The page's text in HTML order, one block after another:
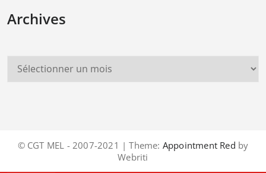
Archives
© CGT MEL - 2007-2021 | Theme: Appointment Red by
Webriti